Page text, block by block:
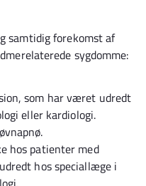
samtidig forekomst af
sygdomme:
som har været udredt
eller kardiologi.
hos patienter med
hos speciallæge i